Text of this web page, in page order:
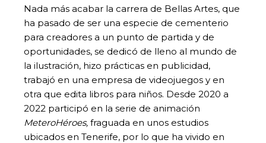
Nada más acabar la carrera de Bellas Artes, que
ha pasado de ser una especie de cementerio
para creadores a un punto de partida y de
oportunidades, se dedicó de lleno al mundo de
la ilustración, hizo prácticas en publicidad,
trabajó en una empresa de videojuegos y en
otra que edita libros para niños. Desde 2020 a
2022 participó en la serie de animación
MeteroHéroes, fraguada en unos estudios
ubicados en Tenerife, por lo que ha vivido en